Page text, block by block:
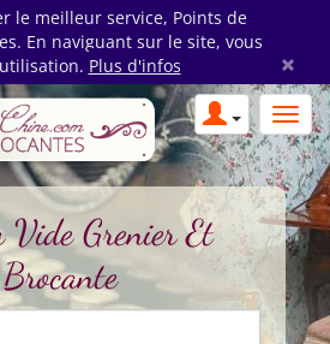
le meilleur service, Points de
En naviguant sur le site, vous
Plus d'infos ×
Vide Grenier Et
Brocante